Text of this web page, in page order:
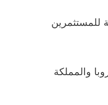
للمستثمرين
والمملكة